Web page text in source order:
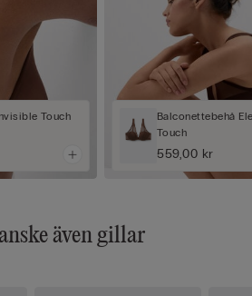
Touch
Balconettebehå
Touch
559,00 kr
även gillar